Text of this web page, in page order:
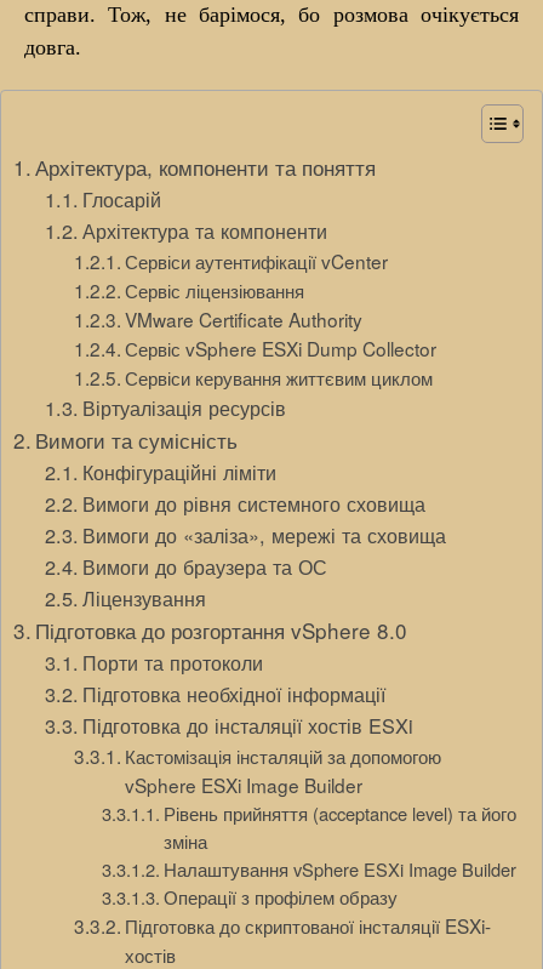
справи. Тож, не барімося, бо розмова очікується
довга.
Архітектура, компоненти та поняття
Глосарій
Архітектура та компоненти
Сервіси аутентифікації vCenter
Сервіс ліцензіювання
VMware Certificate Authority
Сервіс vSphere ESXi Dump Collector
Сервіси керування життєвим циклом
Віртуалізація ресурсів
Вимоги та сумісність
Конфігураційні ліміти
Вимоги до рівня системного сховища
Вимоги до «заліза», мережі та сховища
Вимоги до браузера та ОС
Ліцензування
Підготовка до розгортання vSphere 8.0
Порти та протоколи
Підготовка необхідної інформації
Підготовка до інсталяції хостів ESXi
Кастомізація інсталяцій за допомогою
vSphere ESXi Image Builder
Рівень прийняття (acceptance level) та його
зміна
Налаштування vSphere ESXi Image Builder
Операції з профілем образу
Підготовка до скриптованої інсталяції ESXi-
хостів